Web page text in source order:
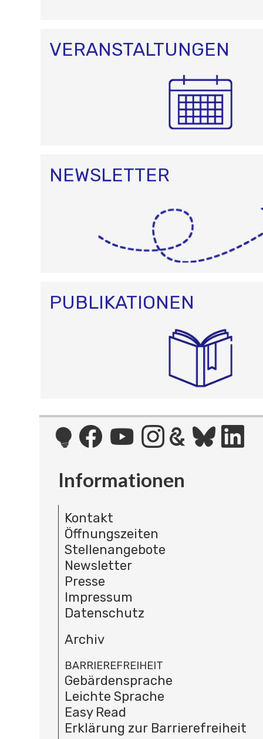
VERANSTALTUNGEN
NEWSLETTER
PUBLIKATIONEN
Informationen
Kontakt
Öffnungszeiten
Stellenangebote
Newsletter
Presse
Impressum
Datenschutz
Archiv
BARRIEREFREIHEIT
Gebärdensprache
Leichte Sprache
Easy Read
Erklärung zur Barrierefreiheit